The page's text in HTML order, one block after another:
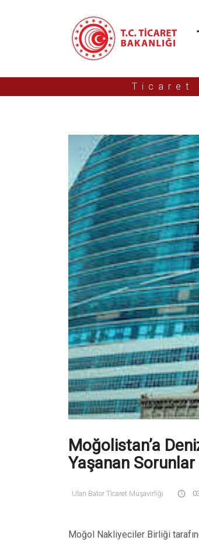
Ticaret
Moğolistan’a
Yaşanan
Ulan Bator Ticaret Müşavirliği
Moğol Nakliyeciler Birliği